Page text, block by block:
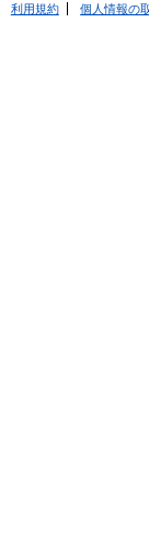
利用規約 個人情報の